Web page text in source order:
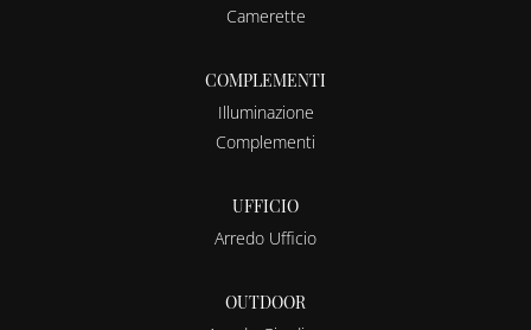
Camerette
COMPLEMENTI
Illuminazione
Complementi
UFFICIO
Arredo Ufficio
OUTDOOR